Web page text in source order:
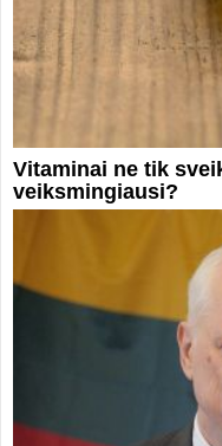
Vitaminai ne tik
veiksmingiausi?